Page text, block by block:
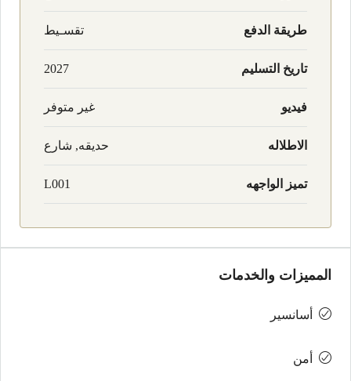
طريقة الدفع تقسـيط
تاريخ التسليم 2027
فيديو غير متوفر
الاطلاله حديقه, شارع
تميز الواجهه L001
المميزات والخدمات
أسانسير
أمن